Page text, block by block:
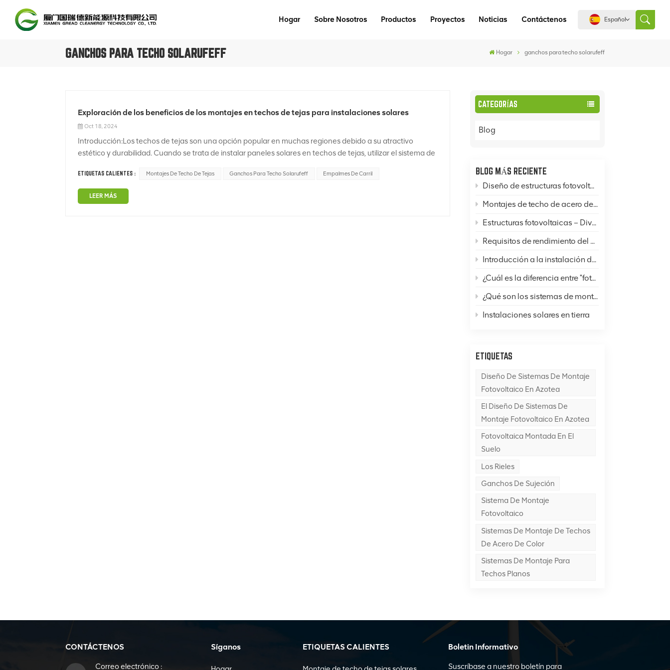
Hogar Sobre Nosotros Productos Proyectos Noticias Contáctenos Español
GANCHOS PARA TECHO SOLARUFEFF Hogar ganchos para techo solarufeff
CATEGORÍAS
Blog
BLOG MÁS RECIENTE
Diseño de estructuras fotovoltaicas: ¿Cómo diseñar sistemas de montaje fotovoltaico en azotea, en suelo y en postes?
Montajes de techo de acero de color
Estructuras fotovoltaicas – Divulgación del conocimiento: Montajes solares
Requisitos de rendimiento del acero en sistemas de montaje de paneles solares
Introducción a la instalación de techos de acero de color
¿Cuál es la diferencia entre "fotovoltaica" y "energía solar térmica"?
¿Qué son los sistemas de montaje fotovoltaico (FV) y qué es una base para un sistema de montaje FV?
Instalaciones solares en tierra
ETIQUETAS
Diseño De Sistemas De Montaje
Fotovoltaico En Azotea
El Diseño De Sistemas De
Montaje Fotovoltaico En Azotea
Fotovoltaica Montada En El
Suelo
Los Rieles
Ganchos De Sujeción
Sistema De Montaje
Fotovoltaico
Sistemas De Montaje De Techos
De Acero De Color
Sistemas De Montaje Para
Techos Planos
Exploración de los beneficios de los montajes en techos de tejas para instalaciones solares
Oct 18, 2024
Introducción:Los techos de tejas son una opción popular en muchas regiones debido a su atractivo
estético y durabilidad. Cuando se trata de instalar paneles solares en techos de tejas, utilizar el sistema de
ETIQUETAS CALIENTES : Montajes De Techo De Tejas Ganchos Para Techo Solarufeff Empalmes De Carril
LEER MÁS
CONTÁCTENOS
Correo electrónico :
Síganos ETIQUETAS CALIENTES Boletin Informativo
Suscríbase a nuestro boletín para